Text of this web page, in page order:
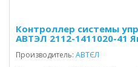
Контроллер системы
АВТЭЛ 2112-1411020-41
Производитель: АВТЄЛ